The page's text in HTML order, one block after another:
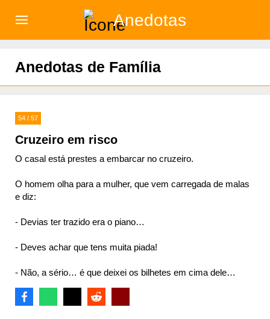
Anedotas
Anedotas de Família
54 / 57
Cruzeiro em risco
O casal está prestes a embarcar no cruzeiro.
O homem olha para a mulher, que vem carregada de malas
e diz:
- Devias ter trazido era o piano…
- Deves achar que tens muita piada!
- Não, a sério… é que deixei os bilhetes em cima dele…